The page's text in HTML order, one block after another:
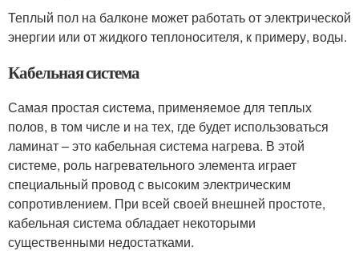
Теплый пол на балконе может работать от электрической
энергии или от жидкого теплоносителя, к примеру, воды.
Кабельная система
Самая простая система, применяемое для теплых
полов, в том числе и на тех, где будет использоваться
ламинат – это кабельная система нагрева. В этой
системе, роль нагревательного элемента играет
специальный провод с высоким электрическим
сопротивлением. При всей своей внешней простоте,
кабельная система обладает некоторыми
существенными недостатками.